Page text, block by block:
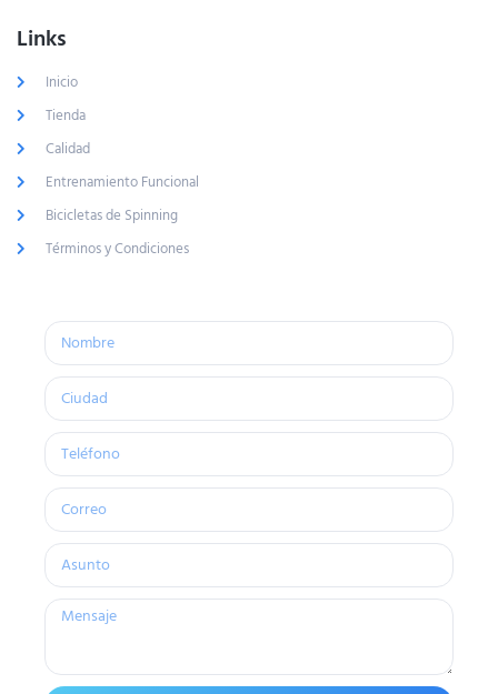
Links
Inicio
Tienda
Calidad
Entrenamiento Funcional
Bicicletas de Spinning
Términos y Condiciones